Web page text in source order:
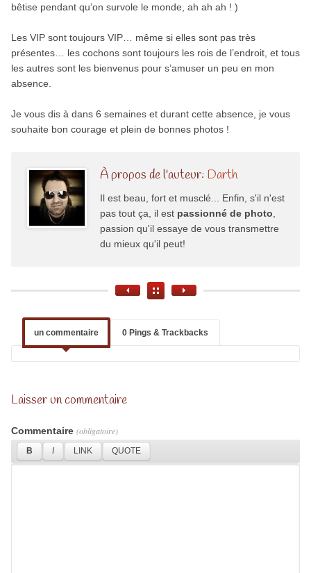
bêtise pendant qu’on survole le monde, ah ah ah ! )
Les VIP sont toujours VIP… même si elles sont pas très
présentes… les cochons sont toujours les rois de l’endroit, et tous
les autres sont les bienvenus pour s’amuser un peu en mon
absence.
Je vous dis à dans 6 semaines et durant cette absence, je vous
souhaite bon courage et plein de bonnes photos !
À propos de l'auteur: Darth
Il est beau, fort et musclé... Enfin, s'il n'est
pas tout ça, il est passionné de photo
passion qu'il essaye de vous transmettre
du mieux qu'il peut!
un commentaire 0 Pings & Trackbacks
Laisser un commentaire
Commentaire (obligatoire)